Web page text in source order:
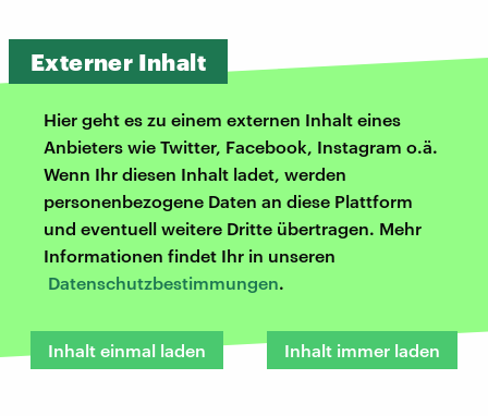
Externer Inhalt
Hier geht es zu einem externen Inhalt eines
Anbieters wie Twitter, Facebook, Instagram o.ä.
Wenn Ihr diesen Inhalt ladet, werden
personenbezogene Daten an diese Plattform
und eventuell weitere Dritte übertragen. Mehr
Informationen findet Ihr in unseren
Datenschutzbestimmungen.
Inhalt einmal laden Inhalt immer laden